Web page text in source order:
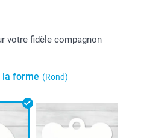
votre fidèle compagnon
la forme (Rond)